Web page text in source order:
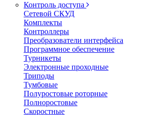
Контроль доступа
Сетевой СКУД
Комплекты
Контроллеры
Преобразователи интерфейса
Программное обеспечение
Турникеты
Электронные проходные
Триподы
Тумбовые
Полуростовые роторные
Полноростовые
Скоростные